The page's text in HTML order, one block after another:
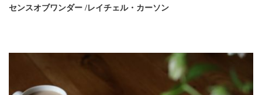
センスオブワンダー /レイチェル・カーソン